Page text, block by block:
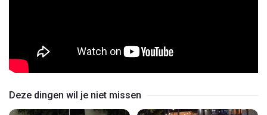
Deze dingen wil je niet missen